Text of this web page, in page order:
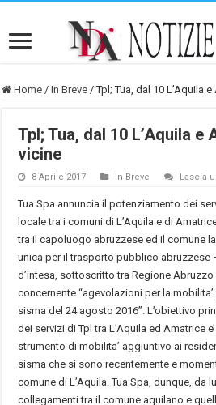
Home / In Breve / Tpl; Tua, dal 10 L’Aquila
Tpl; Tua, dal 10 L’Aquila e
vicine
8 Aprile 2017 In Breve Lascia
Tua Spa annuncia il potenziamento dei
locale tra i comuni di L’Aquila e di
tra il capoluogo abruzzese ed il comune
unica per il trasporto pubblico abruzzese
d’intesa, sottoscritto tra Regione Abruzzo
concernente “agevolazioni per la
sisma del 24 agosto 2016”. L’obiettivo
dei servizi di Tpl tra L’Aquila ed Amatrice
strumento di mobilita’ aggiuntivo ai
sisma che si sono recentemente e
comune di L’Aquila. Tua Spa, dunque, da
collegamenti tra il comune aquilano e